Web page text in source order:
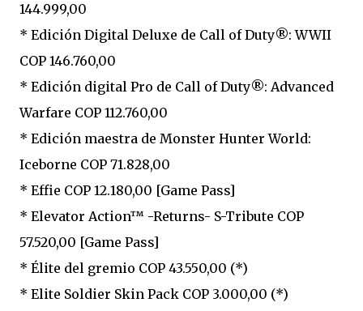
144.999,00
* Edición Digital Deluxe de Call of Duty®: WWII
COP 146.760,00
* Edición digital Pro de Call of Duty®: Advanced
Warfare COP 112.760,00
* Edición maestra de Monster Hunter World:
Iceborne COP 71.828,00
* Effie COP 12.180,00 [Game Pass]
* Elevator Action™ -Returns- S-Tribute COP
57.520,00 [Game Pass]
* Élite del gremio COP 43.550,00 (*)
* Elite Soldier Skin Pack COP 3.000,00 (*)